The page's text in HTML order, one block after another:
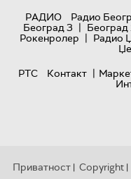
РАДИО
Радио
Београд 3 | Београд
Рокенролер | Радио
РТС
Контакт |
Приватност | Copyright |